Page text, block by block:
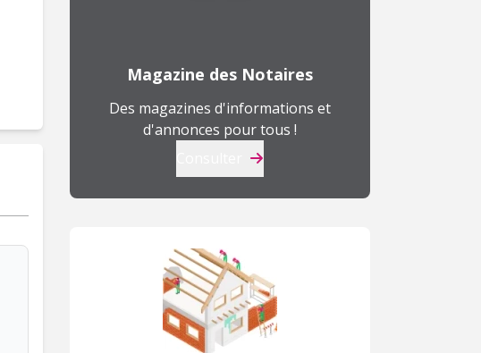
Magazine des Notaires
Des magazines d'informations et
d'annonces pour tous !